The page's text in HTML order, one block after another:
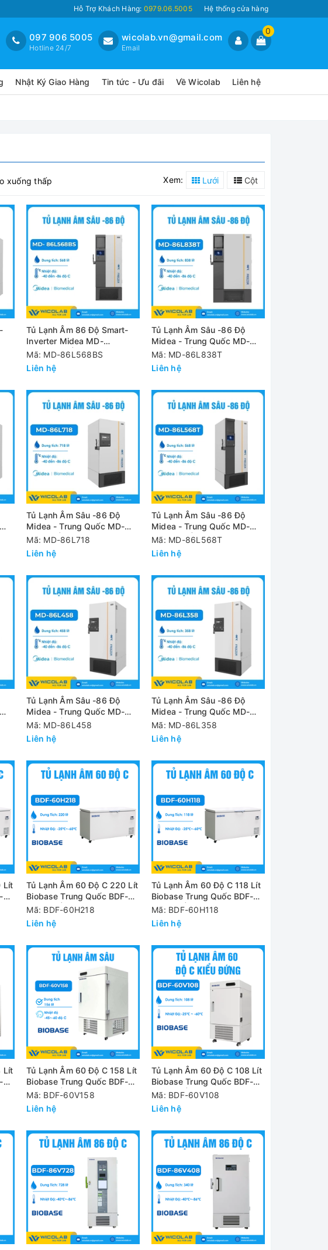
Hỗ Trợ Khách Hàng: 0979.06.5005 Hệ thống cửa hàng
0
wicolab.vn@gmail.com
Email
097 906 5005
Hotline 24/7
Nhật Ký Giao Hàng Tin tức - Ưu đãi Về Wicolab Liên hệ
xuống thấp Xem: Lưới Cột
Tủ Lạnh Âm 86 Độ Smart-
Inverter Midea MD-
86L568BS | 568 Lít
Mã: MD-86L568BS
Liên hệ
Tủ Lạnh Âm Sâu -86 Độ
Midea - Trung Quốc MD-
86L838T | 838 Lít
Mã: MD-86L838T
Liên hệ
Tủ Lạnh Âm Sâu -86 Độ
Midea - Trung Quốc MD-
86L718 | 718 Lít
Mã: MD-86L718
Liên hệ
Tủ Lạnh Âm Sâu -86 Độ
Midea - Trung Quốc MD-
86L568T | 568 Lít
Mã: MD-86L568T
Liên hệ
Tủ Lạnh Âm Sâu -86 Độ
Midea - Trung Quốc MD-
86L458 | 458 Lít
Mã: MD-86L458
Liên hệ
Tủ Lạnh Âm Sâu -86 Độ
Midea - Trung Quốc MD-
86L358 | 358 Lít
Mã: MD-86L358
Liên hệ
Lít
Tủ Lạnh Âm 60 Độ C 220 Lít
Biobase Trung Quốc BDF-
60H218 | Cửa Trên
Mã: BDF-60H218
Liên hệ
Tủ Lạnh Âm 60 Độ C 118 Lít
Biobase Trung Quốc BDF-
60H118 | Cửa Trên
Mã: BDF-60H118
Liên hệ
Lít
Tủ Lạnh Âm 60 Độ C 158 Lít
Biobase Trung Quốc BDF-
60V158 | Kiểu Đứng
Mã: BDF-60V158
Liên hệ
Tủ Lạnh Âm 60 Độ C 108 Lít
Biobase Trung Quốc BDF-
60V108 | Kiểu Đứng
Mã: BDF-60V108
Liên hệ